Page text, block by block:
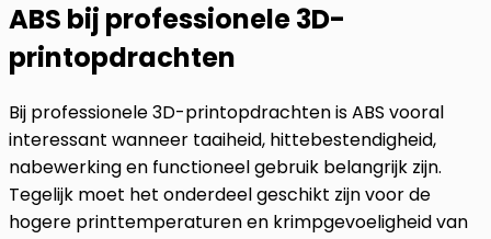
ABS bij professionele 3D-
printopdrachten
Bij professionele 3D-printopdrachten is ABS vooral
interessant wanneer taaiheid, hittebestendigheid,
nabewerking en functioneel gebruik belangrijk zijn.
Tegelijk moet het onderdeel geschikt zijn voor de
hogere printtemperaturen en krimpgevoeligheid van